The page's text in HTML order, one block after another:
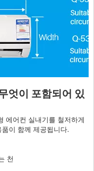
엇이 포함되어 있
에어컨 실내기를 철저하게
이 함께 제공됩니다.
천